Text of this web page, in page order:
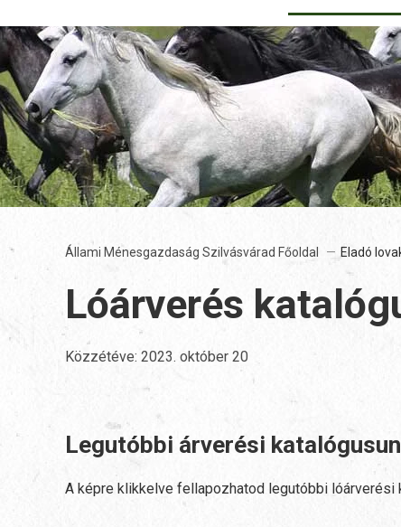
Állami Ménesgazdaság Szilvásvárad Főoldal Eladó
Lóárverés
Közzétéve: 2023. október 20
Legutóbbi árverési
A képre klikkelve fellapozhatod legutóbbi lóárverési